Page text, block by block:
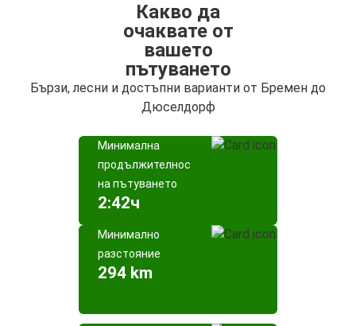
Какво да
очаквате от
вашето
пътуването
Бързи, лесни и достъпни варианти от Бремен до
Дюселдорф
Минимална
продължителност
на пътуването
2:42ч
Минимално
разстояние
294 km